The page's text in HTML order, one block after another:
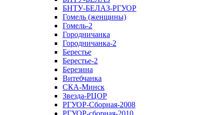
БНТУ-БЕЛАЗ-РГУОР
Гомель (женщины)
Гомель-2
Городничанка
Городничанка-2
Берестье
Берестье-2
Березина
Витебчанка
СКА-Минск
Звезда-РЦОР
РГУОР-Сборная-2008
РГУОР-сборная-2010